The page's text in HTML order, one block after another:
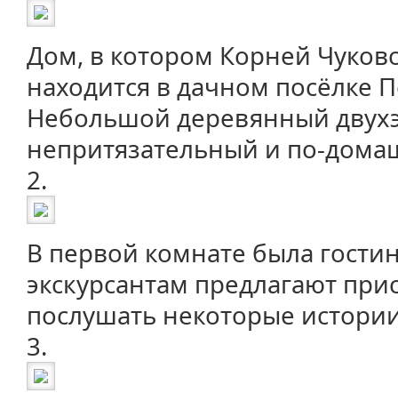
Дом, в котором Корней
находится в дачном посёлке
Небольшой деревянный
непритязательный и по-
2.
В первой комнате была
экскурсантам предлагают
послушать некоторые
3.